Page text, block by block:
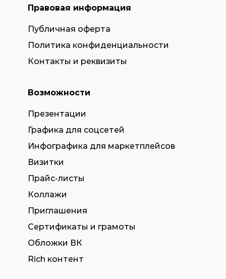
Правовая информация
Публичная оферта
Политика конфиденциальности
Контакты и реквизиты
Возможности
Презентации
Графика для соцсетей
Инфографика для маркетплейсов
Визитки
Прайс-листы
Коллажи
Приглашения
Сертификаты и грамоты
Обложки ВК
Rich контент